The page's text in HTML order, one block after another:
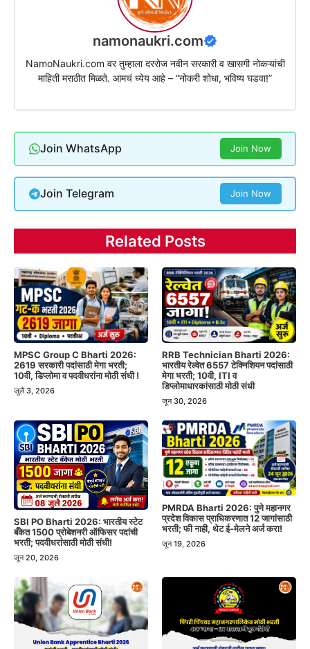
namonaukri.com
NamoNaukri.com वर तुम्हाला दररोज नवीन सरकारी व खासगी नोकऱ्यांची
माहिती मराठीत मिळते. आमचं ध्येय आहे – “नोकरी शोधा, भविष्य घडवा!”
Join WhatsApp Join Now
Join Telegram Join Now
Related Posts
MPSC Group C Bharti 2026:
2619 सरकारी पदांसाठी मेगा भरती;
10वी, डिप्लोमा व पदवीधरांना मोठी संधी !
जुलै 3, 2026
RRB Technician Bharti 2026:
भारतीय रेल्वेत 6557 टेक्निशियन पदांसाठी
मेगा भरती; 10वी, ITI व
डिप्लोमाधारकांसाठी मोठी संधी
जून 30, 2026
SBI PO Bharti 2026: भारतीय स्टेट
बँकेत 1500 प्रोबेशनरी ऑफिसर पदांची
भरती; पदवीधरांसाठी मोठी संधी!
जून 20, 2026
PMRDA Bharti 2026: पुणे महानगर
प्रदेश विकास प्राधिकरणात 12 जागांसाठी
भरती; फी नाही, थेट ई-मेलने अर्ज करा!
जून 19, 2026